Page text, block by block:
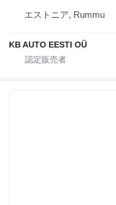
エストニア, Rummu
KB AUTO EESTI OÜ